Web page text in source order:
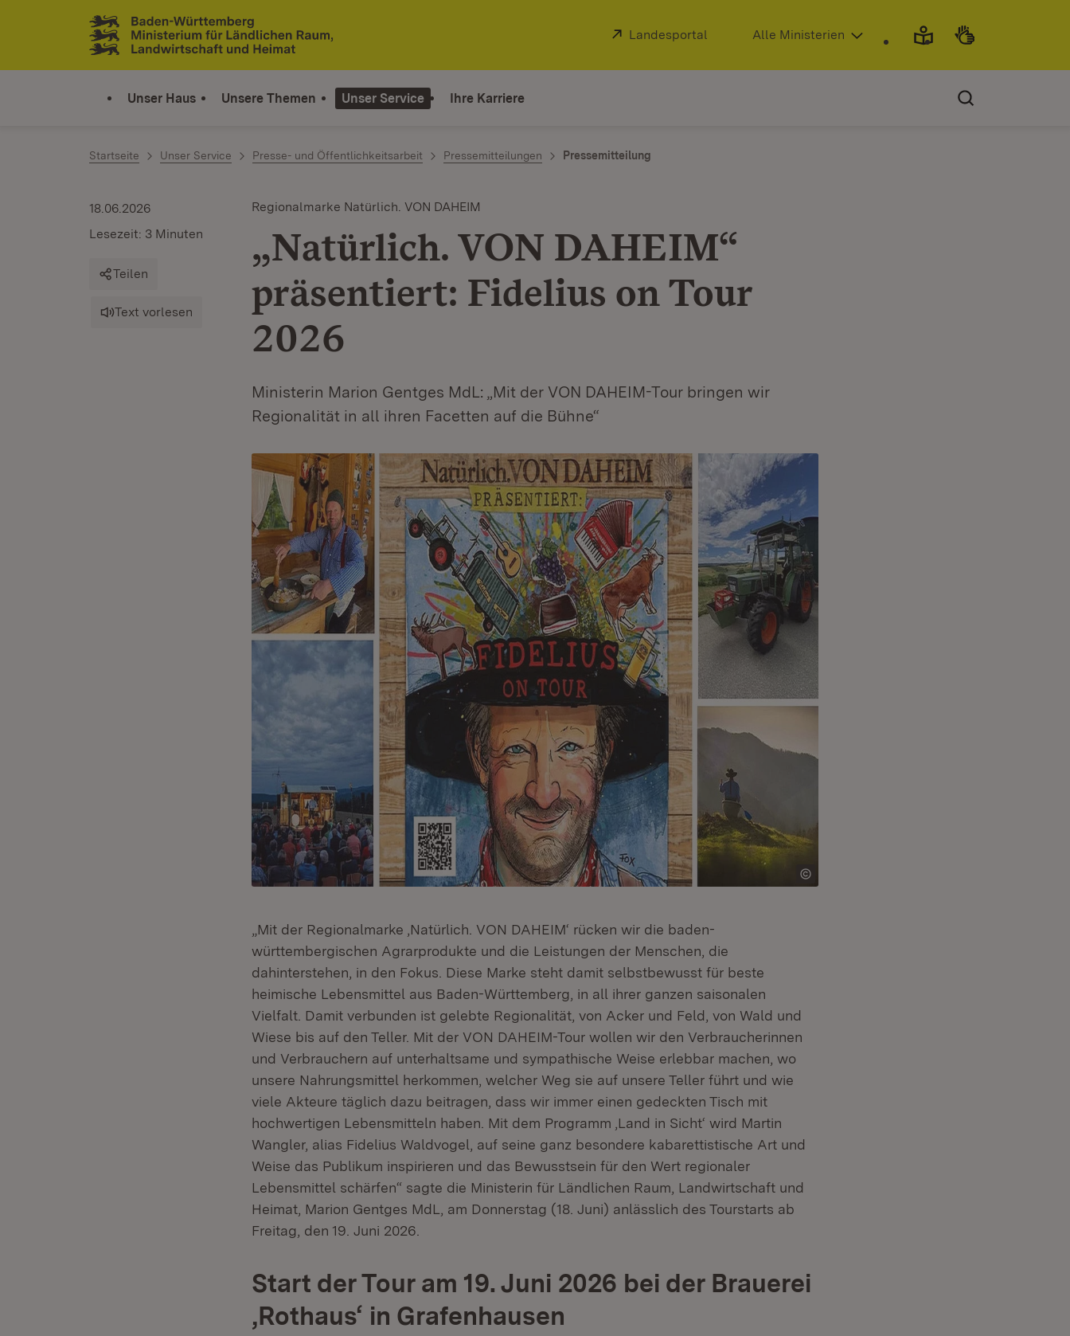
Zum Inhalt springen
Link zur Startseite
Extern:
Landesportal (Öffnet in neuem Fenster)
Alle Ministerien
Unser Haus Unsere Themen Unser Service Ihre Karriere
Startseite Unser Service Presse- und Öffentlichkeitsarbeit Pressemitteilungen Pressemitteilung
Regionalmarke Natürlich. VON DAHEIM
„Natürlich. VON DAHEIM“
präsentiert: Fidelius on Tour
2026
Ministerin Marion Gentges MdL: „Mit der VON DAHEIM-Tour bringen wir
Regionalität in all ihren Facetten auf die Bühne“
18.06.2026
Lesezeit: 3 Minuten
Teilen
Text vorlesen
„Mit der Regionalmarke ‚Natürlich. VON DAHEIM‘ rücken wir die baden-
württembergischen Agrarprodukte und die Leistungen der Menschen, die
dahinterstehen, in den Fokus. Diese Marke steht damit selbstbewusst für beste
heimische Lebensmittel aus Baden-Württemberg, in all ihrer ganzen saisonalen
Vielfalt. Damit verbunden ist gelebte Regionalität, von Acker und Feld, von Wald und
Wiese bis auf den Teller. Mit der VON DAHEIM-Tour wollen wir den Verbraucherinnen
und Verbrauchern auf unterhaltsame und sympathische Weise erlebbar machen, wo
unsere Nahrungsmittel herkommen, welcher Weg sie auf unsere Teller führt und wie
viele Akteure täglich dazu beitragen, dass wir immer einen gedeckten Tisch mit
hochwertigen Lebensmitteln haben. Mit dem Programm ‚Land in Sicht‘ wird Martin
Wangler, alias Fidelius Waldvogel, auf seine ganz besondere kabarettistische Art und
Weise das Publikum inspirieren und das Bewusstsein für den Wert regionaler
Lebensmittel schärfen“ sagte die Ministerin für Ländlichen Raum, Landwirtschaft und
Heimat, Marion Gentges MdL, am Donnerstag (18. Juni) anlässlich des Tourstarts ab
Freitag, den 19. Juni 2026.
Start der Tour am 19. Juni 2026 bei der Brauerei
‚Rothaus‘ in Grafenhausen